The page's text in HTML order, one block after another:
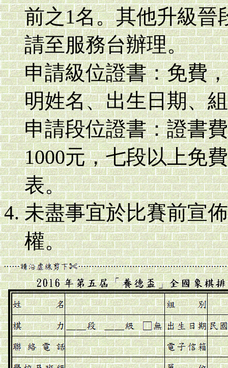
前之1名。其他升級晉
請至服務台辦理。
申請級位證書：免費
明姓名、出生日期、
申請段位證書：證書
1000元，七段以上免
表。
未盡事宜於比賽前宣
權。